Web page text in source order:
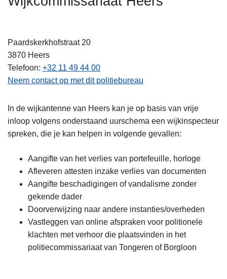
Paardskerkhofstraat 20
3870 Heers
Telefoon +32 11 49 44 00
Neem contact op met dit politiebureau
In de wijkantenne van Heers kan je op basis van vrije
inloop volgens onderstaand uurschema een wijkinspecteur
spreken, die je kan helpen in volgende gevallen:
Aangifte van het verlies van portefeuille, horloge
Afleveren attesten inzake verlies van documenten
Aangifte beschadigingen of vandalisme zonder
gekende dader
Doorverwijzing naar andere instanties/overheden
Vastleggen van online afspraken voor politionele
klachten met verhoor die plaatsvinden in het
politiecommissariaat van Tongeren of Borgloon